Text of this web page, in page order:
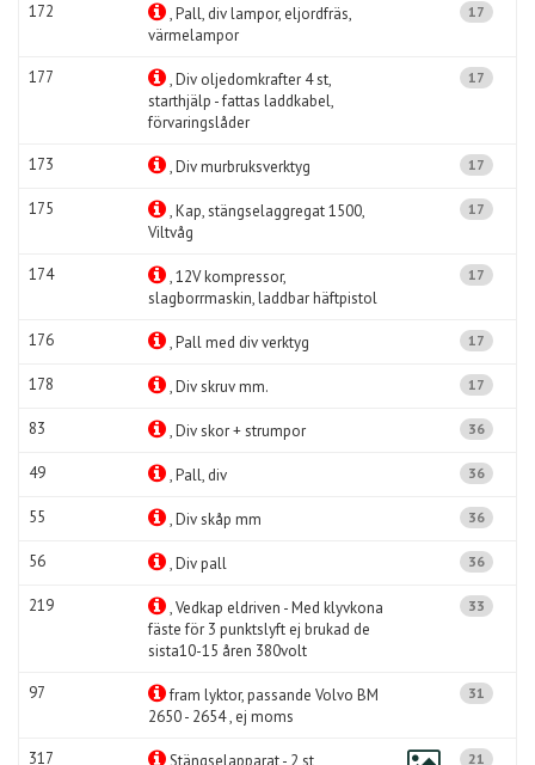
172
, Pall, div lampor, eljordfräs,
värmelampor
17
177
, Div oljedomkrafter 4 st,
starthjälp - fattas laddkabel,
förvaringslåder
17
173 , Div murbruksverktyg 17
175
, Kap, stängselaggregat 1500,
Viltvåg
17
174
, 12V kompressor,
slagborrmaskin, laddbar häftpistol
17
176 , Pall med div verktyg 17
178 , Div skruv mm. 17
83 , Div skor + strumpor 36
49 , Pall, div 36
55 , Div skåp mm 36
56 , Div pall 36
219
, Vedkap eldriven - Med klyvkona
fäste för 3 punktslyft ej brukad de
sista10-15 åren 380volt
33
97
fram lyktor, passande Volvo BM
2650 - 2654 , ej moms
31
317 Stängselapparat - 2 st 21